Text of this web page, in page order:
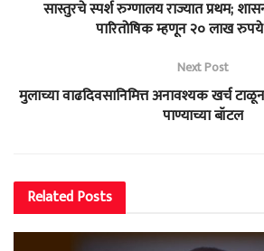
सास्तुरचे स्पर्श रुग्णालय राज्यात प्रथम;
पारितोषिक म्हणून २० लाख
Next Post
मुलाच्या वाढदिवसानिमित्त अनावश्यक खर्च टाळून
पाण्याच्या बॉटल
RelatedPosts